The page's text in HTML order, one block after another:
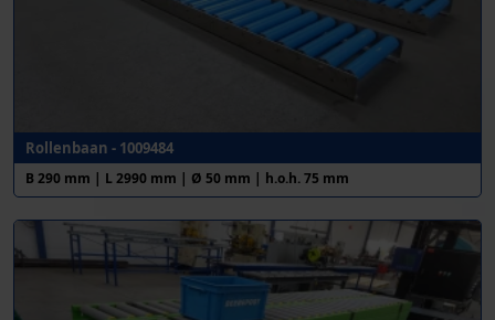
Rollenbaan - 1009484
B 290 mm | L 2990 mm | Ø 50 mm | h.o.h. 75 mm